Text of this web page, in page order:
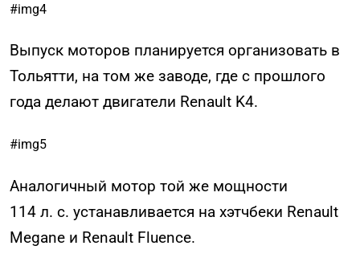
#img4
Выпуск моторов планируется организовать в
Тольятти, на том же заводе, где с прошлого
года делают двигатели Renault K4.
#img5
Аналогичный мотор той же мощности
114 л. с. устанавливается на хэтчбеки Renault
Megane и Renault Fluence.